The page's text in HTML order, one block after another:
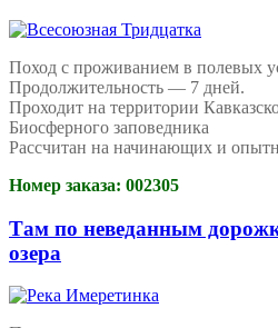
Поход с проживанием в полевых
Продолжительность — 7 дней.
Проходит на территории
Биосферного заповедника
Рассчитан на начинающих и
Номер заказа: 002305
Там по неведанным
озера